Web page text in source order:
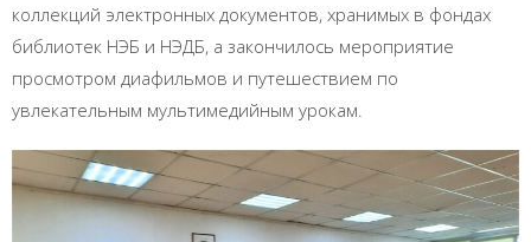
коллекций электронных документов, хранимых в фондах
библиотек НЭБ и НЭДБ, а закончилось мероприятие
просмотром диафильмов и путешествием по
увлекательным мультимедийным урокам.